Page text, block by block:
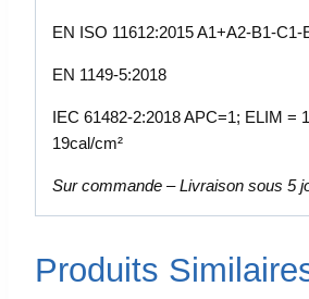
EN ISO 11612:2015 A1+A2-B1-C1-
EN 1149-5:2018
IEC 61482-2:2018 APC=1; ELIM =
19cal/cm²
Sur commande – Livraison sous 5
Produits